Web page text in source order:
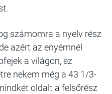
számomra a nyelv rész
azért az enyémnél
a világon, ez
nekem még a 43 1/3-
oldalt a felsőrész